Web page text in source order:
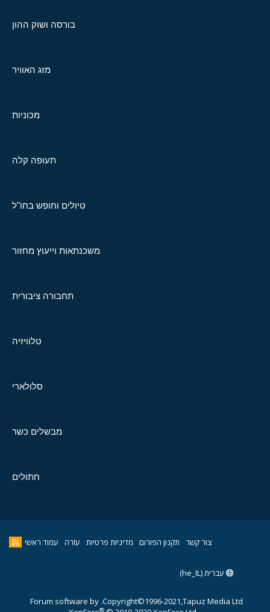
בורסה ושוק ההון
מזג האוויר
מכוניות
תעופה קלה
טיולים וחופש בחו"ל
משכנתאות וייעוץ מחזור
תחבורה ציבורית
טלוויזיה
סלולארי
מבשלים כשר
חתולים
צור קשר תקנון הפורום מדיניות פרטיות עזרה עמוד ראשי
עברית (he_IL)
Copyright©1996-2021,Tapuz Media Ltd.
Forum software by
®